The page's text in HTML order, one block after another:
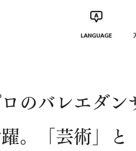
LANGUAGE
のバレエダン
。「芸術」と